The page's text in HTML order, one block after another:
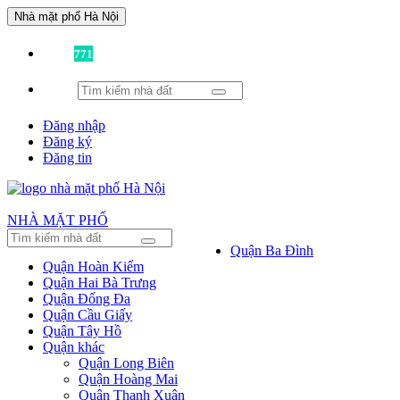
Nhà mặt phố Hà Nội
771
Đăng nhập
Đăng ký
Đăng tin
NHÀ MẶT PHỐ
Quận Ba Đình
Quận Hoàn Kiếm
Quận Hai Bà Trưng
Quận Đống Đa
Quận Cầu Giấy
Quận Tây Hồ
Quận khác
Quận Long Biên
Quận Hoàng Mai
Quận Thanh Xuân